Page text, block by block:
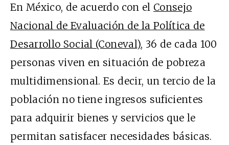
En México, de acuerdo con el Consejo
Nacional de Evaluación de la Política de
Desarrollo Social (Coneval), 36 de cada 100
personas viven en situación de pobreza
multidimensional. Es decir, un tercio de la
población no tiene ingresos suficientes
para adquirir bienes y servicios que le
permitan satisfacer necesidades básicas.